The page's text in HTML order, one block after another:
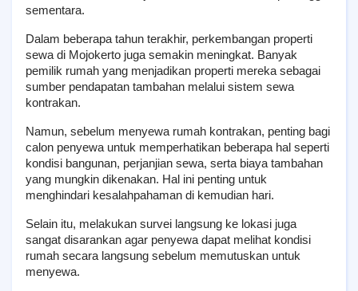
sementara.
Dalam beberapa tahun terakhir, perkembangan properti
sewa di Mojokerto juga semakin meningkat. Banyak
pemilik rumah yang menjadikan properti mereka sebagai
sumber pendapatan tambahan melalui sistem sewa
kontrakan.
Namun, sebelum menyewa rumah kontrakan, penting bagi
calon penyewa untuk memperhatikan beberapa hal seperti
kondisi bangunan, perjanjian sewa, serta biaya tambahan
yang mungkin dikenakan. Hal ini penting untuk
menghindari kesalahpahaman di kemudian hari.
Selain itu, melakukan survei langsung ke lokasi juga
sangat disarankan agar penyewa dapat melihat kondisi
rumah secara langsung sebelum memutuskan untuk
menyewa.